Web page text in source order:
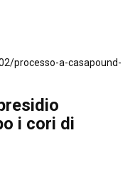
processo-a-casapound-
i cori di